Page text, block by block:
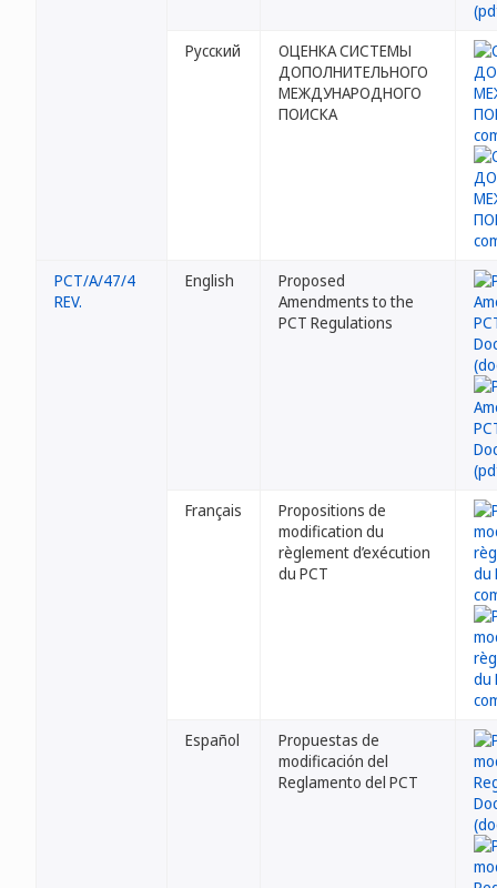
Русский
ОЦЕНКА СИСТЕМЫ
ДОПОЛНИТЕЛЬНОГО
МЕЖДУНАРОДНОГО
ПОИСКА
PCT/A/47/4
REV.
English
Proposed
Amendments to the
PCT Regulations
Français
Propositions de
modification du
règlement d’exécution
du PCT
Español
Propuestas de
modificación del
Reglamento del PCT